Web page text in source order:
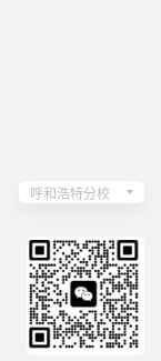
呼和浩特分校